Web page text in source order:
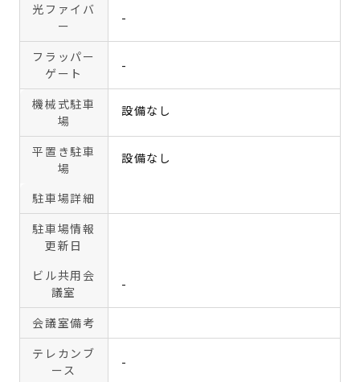
光ファイバ
ー
-
フラッパー
ゲート
-
機械式駐車
場
設備なし
平置き駐車
場
設備なし
駐車場詳細
駐車場情報
更新日
ビル共用会
議室
-
会議室備考
テレカンブ
ース
-